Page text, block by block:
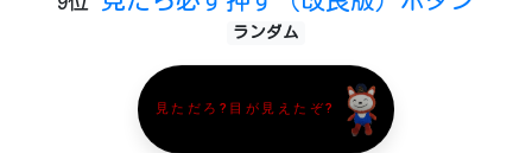
ランダム
見ただろ?目が見えたぞ?